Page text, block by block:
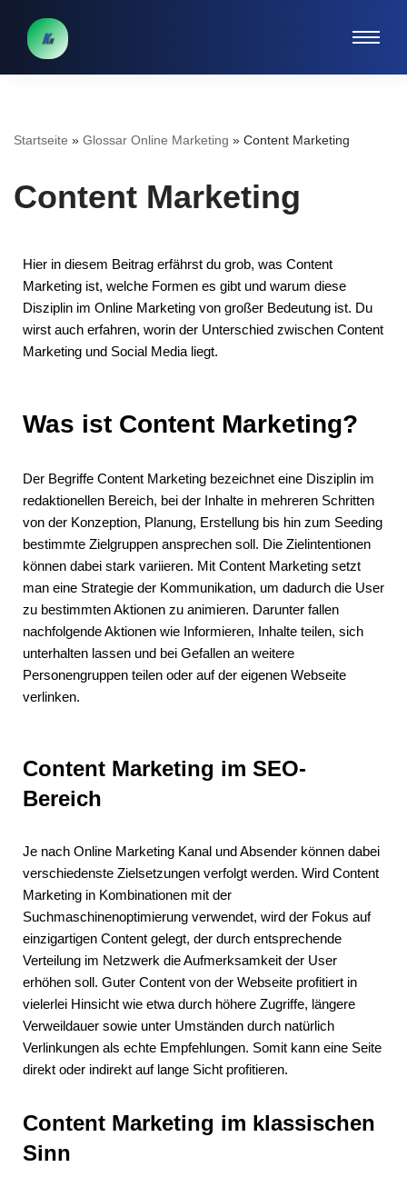
Zum
Startseite » Glossar Online Marketing » Content Marketing
Content Marketing
Hier in diesem Beitrag erfährst du grob, was Content
Marketing ist, welche Formen es gibt und warum diese
Disziplin im Online Marketing von großer Bedeutung ist. Du
wirst auch erfahren, worin der Unterschied zwischen Content
Marketing und Social Media liegt.
Was ist Content Marketing?
Der Begriffe Content Marketing bezeichnet eine Disziplin im
redaktionellen Bereich, bei der Inhalte in mehreren Schritten
von der Konzeption, Planung, Erstellung bis hin zum Seeding
bestimmte Zielgruppen ansprechen soll. Die Zielintentionen
können dabei stark variieren. Mit Content Marketing setzt
man eine Strategie der Kommunikation, um dadurch die User
zu bestimmten Aktionen zu animieren. Darunter fallen
nachfolgende Aktionen wie Informieren, Inhalte teilen, sich
unterhalten lassen und bei Gefallen an weitere
Personengruppen teilen oder auf der eigenen Webseite
verlinken.
Content Marketing im SEO-
Bereich
Je nach Online Marketing Kanal und Absender können dabei
verschiedenste Zielsetzungen verfolgt werden. Wird Content
Marketing in Kombinationen mit der
Suchmaschinenoptimierung verwendet, wird der Fokus auf
einzigartigen Content gelegt, der durch entsprechende
Verteilung im Netzwerk die Aufmerksamkeit der User
erhöhen soll. Guter Content von der Webseite profitiert in
vielerlei Hinsicht wie etwa durch höhere Zugriffe, längere
Verweildauer sowie unter Umständen durch natürlich
Verlinkungen als echte Empfehlungen. Somit kann eine Seite
direkt oder indirekt auf lange Sicht profitieren.
Content Marketing im klassischen
Sinn